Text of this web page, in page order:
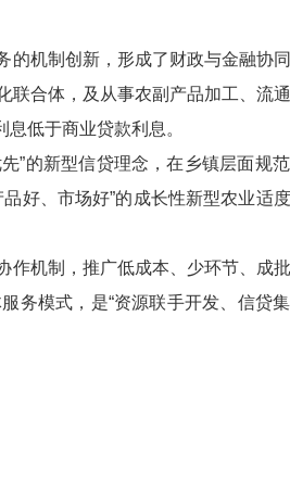
机制创新，形成了财政与金融协
合体，及从事农副产品加工、流
低于商业贷款利息。
”的新型信贷理念，在乡镇层面规
好、市场好”的成长性新型农业适
作机制，推广低成本、少环节、成
务模式，是“资源联手开发、信贷